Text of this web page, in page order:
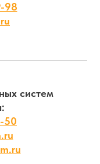
98
систем
50